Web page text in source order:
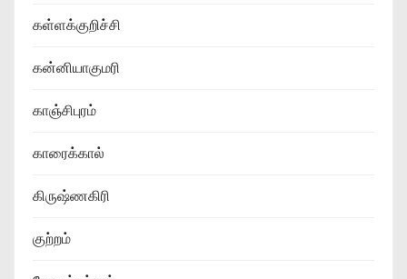
கள்ளக்குறிச்சி
கன்னியாகுமரி
காஞ்சிபுரம்
காரைக்கால்
கிருஷ்ணகிரி
குற்றம்